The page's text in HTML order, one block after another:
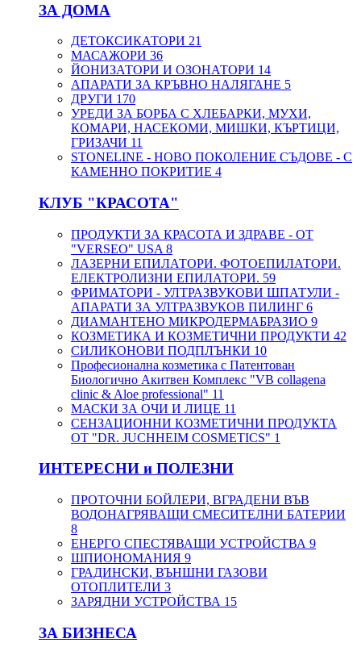
ЗА ДОМА
ДЕТОКСИКАТОРИ 21
МАСАЖОРИ 36
ЙОНИЗАТОРИ И ОЗОНАТОРИ 14
АПАРАТИ ЗА КРЪВНО НАЛЯГАНЕ 5
ДРУГИ 170
УРЕДИ ЗА БОРБА С ХЛЕБАРКИ, МУХИ,
КОМАРИ, НАСЕКОМИ, МИШКИ, КЪРТИЦИ,
ГРИЗАЧИ 11
STONELINE - НОВО ПОКОЛЕНИЕ СЪДОВЕ - С
КАМЕННО ПОКРИТИЕ 4
КЛУБ "КРАСОТА"
ПРОДУКТИ ЗА КРАСОТА И ЗДРАВЕ - ОТ
"VERSEO" USA 8
ЛАЗЕРНИ ЕПИЛАТОРИ. ФОТОЕПИЛАТОРИ.
ЕЛЕКТРОЛИЗНИ ЕПИЛАТОРИ. 59
ФРИМАТОРИ - УЛТРАЗВУКОВИ ШПАТУЛИ -
АПАРАТИ ЗА УЛТРАЗВУКОВ ПИЛИНГ 6
ДИАМАНТЕНО МИКРОДЕРМАБРАЗИО 9
КОЗМЕТИКА И КОЗМЕТИЧНИ ПРОДУКТИ 42
СИЛИКОНОВИ ПОДПЛЪНКИ 10
Професионална козметика с Патентован
Биологично Акитвен Комплекс "VB collagena
clinic & Aloe professional" 11
МАСКИ ЗА ОЧИ И ЛИЦЕ 11
СЕНЗАЦИОННИ КОЗМЕТИЧНИ ПРОДУКТА
ОТ "DR. JUCHHEIM COSMETICS" 1
ИНТЕРЕСНИ и ПОЛЕЗНИ
ПРОТОЧНИ БОЙЛЕРИ, ВГРАДЕНИ ВЪВ
ВОДОНАГРЯВАЩИ СМЕСИТЕЛНИ БАТЕРИИ
8
ЕНЕРГО СПЕСТЯВАЩИ УСТРОЙСТВА 9
ШПИОНОМАНИЯ 9
ГРАДИНСКИ, ВЪНШНИ ГАЗОВИ
ОТОПЛИТЕЛИ 3
ЗАРЯДНИ УСТРОЙСТВА 15
ЗА БИЗНЕСА